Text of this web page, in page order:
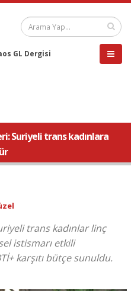
GL Dergisi
Suriyeli trans kadınlara
trans kadınlar linç
istismarı etkili
karşıtı bütçe sunuldu.